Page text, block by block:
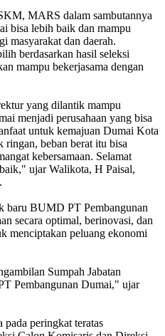
MARS dalam sambutannya
bisa lebih baik dan mampu
masyarakat dan daerah.
berdasarkan hasil seleksi
mampu bekerjasama dengan
yang dilantik mampu
menjadi perusahaan yang bisa
untuk kemajuan Dumai Kota
ringan, beban berat itu bisa
kebersamaan. Selamat
ujar Walikota, H Paisal,
baru BUMD PT Pembangunan
secara optimal, berinovasi, dan
menciptakan peluang ekonomi
Sumpah Jabatan
Pembangunan Dumai," ujar
peringkat teratas